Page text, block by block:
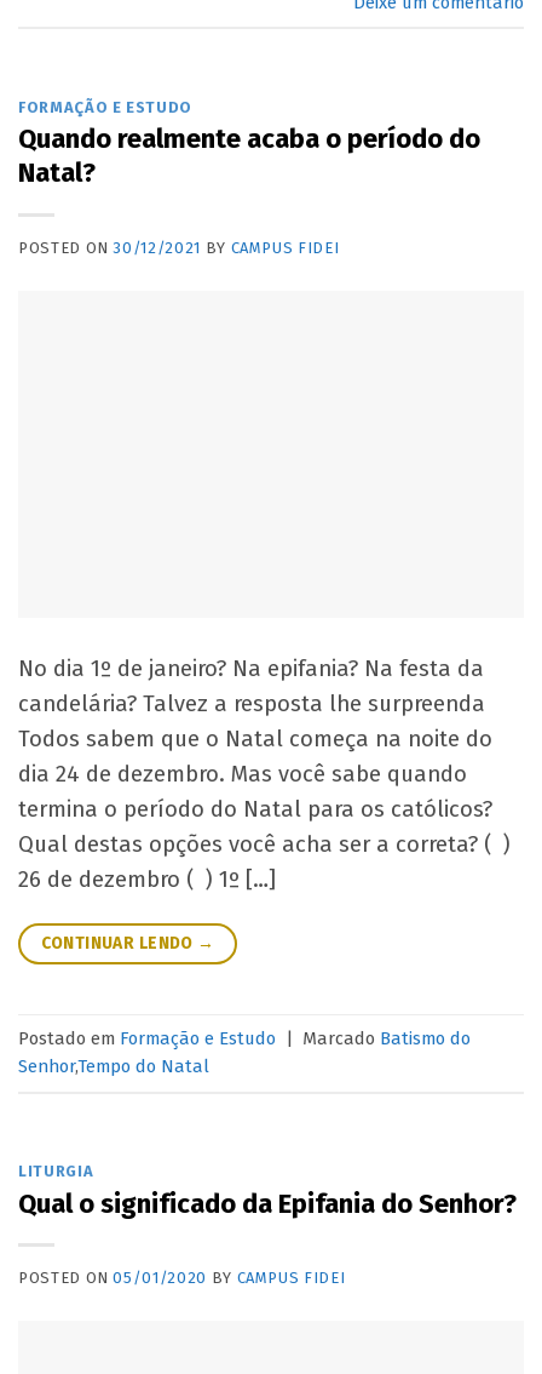
FORMAÇÃO E ESTUDO
Quando realmente acaba o período do
Natal?
POSTED ON30/12/2021 BY CAMPUS FIDEI
No dia 1º de janeiro? Na epifania? Na festa da
candelária? Talvez a resposta lhe surpreenda
Todos sabem que o Natal começa na noite do
dia 24 de dezembro. Mas você sabe quando
termina o período do Natal para os católicos?
Qual destas opções você acha ser a correta? ( )
26 de dezembro ( ) 1º […]
CONTINUAR LENDO →
Postado em Formação e Estudo | Marcado Batismo do
Senhor,Tempo do Natal
LITURGIA
Qual o significado da Epifania do Senhor?
POSTED ON05/01/2020 BY CAMPUS FIDEI